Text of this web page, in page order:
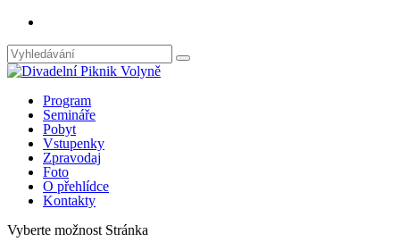
Program
Semináře
Pobyt
Vstupenky
Zpravodaj
Foto
O přehlídce
Kontakty
Vyberte možnost Stránka